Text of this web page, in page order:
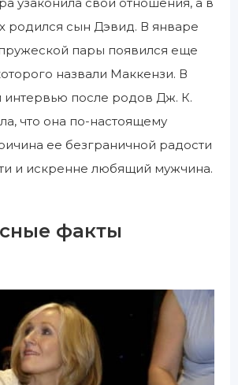
родился сын Дэвид. В январе
пары появился еще
назвали Маккензи. В
после родов Дж. К.
что она по-настоящему
ее безграничной радости
и искренне любящий мужчина.
факты